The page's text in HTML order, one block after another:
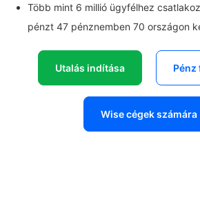
Több mint 6 millió ügyfélhez
pénzt 47 pénznemben 70 országon
Utalás indítása Pénz
Wise cégek számára